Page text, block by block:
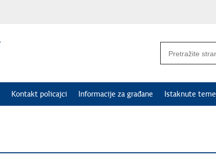
Kontakt policajci Informacije za građane Istaknute teme